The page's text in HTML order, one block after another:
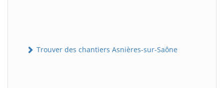
Trouver des chantiers Asnières-sur-Saône